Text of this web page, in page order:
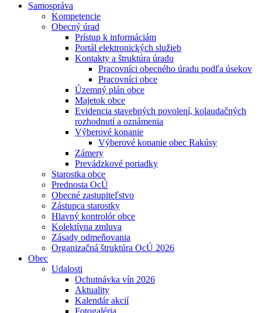
Samospráva
Kompetencie
Obecný úrad
Prístup k informáciám
Portál elektronických služieb
Kontakty a štruktúra úradu
Pracovníci obecného úradu podľa úsekov
Pracovníci obce
Územný plán obce
Majetok obce
Evidencia stavebných povolení, kolaudačných
rozhodnutí a oznámenia
Výberové konanie
Výberové konanie obec Rakúsy
Zámery
Prevádzkové poriadky
Starostka obce
Prednosta OcÚ
Obecné zastupiteľstvo
Zástupca starostky
Hlavný kontrolór obce
Kolektívna zmluva
Zásady odmeňovania
Organizačná štruktúra OcÚ 2026
Obec
Udalosti
Ochutnávka vín 2026
Aktuality
Kalendár akcií
Fotogaléria